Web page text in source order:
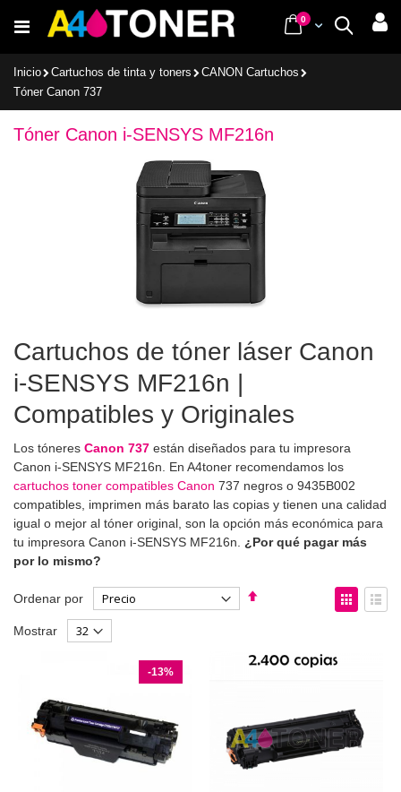
al
Buscar
Cart
0items
Inicio Cartuchos de tinta y toners
CANON Cartuchos
Tóner Canon 737
Tóner Canon i-SENSYS MF216n
Cartuchos de tóner láser Canon
i-SENSYS MF216n |
Compatibles y Originales
Los tóneres Canon 737 están diseñados para tu impresora
Canon i-SENSYS MF216n. En A4toner recomendamos los
cartuchos toner compatibles Canon 737 negros o 9435B002
compatibles, imprimen más barato las copias y tienen una calidad
igual o mejor al tóner original, son la opción más económica para
tu impresora Canon i-SENSYS MF216n.
¿Por qué pagar más
por lo mismo?
Ordenar por
Fijar
Ver
como
Mostrar
-13%